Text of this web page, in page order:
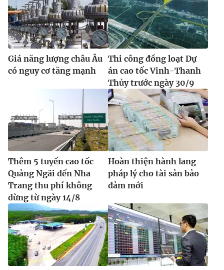
Giá năng lượng châu Âu
có nguy cơ tăng mạnh
Thi công đồng loạt Dự
án cao tốc Vinh-Thanh
Thủy trước ngày 30/9
Thêm 5 tuyến cao tốc
Quảng Ngãi đến Nha
Trang thu phí không
dừng từ ngày 14/8
Hoàn thiện hành lang
pháp lý cho tài sản bảo
đảm mới